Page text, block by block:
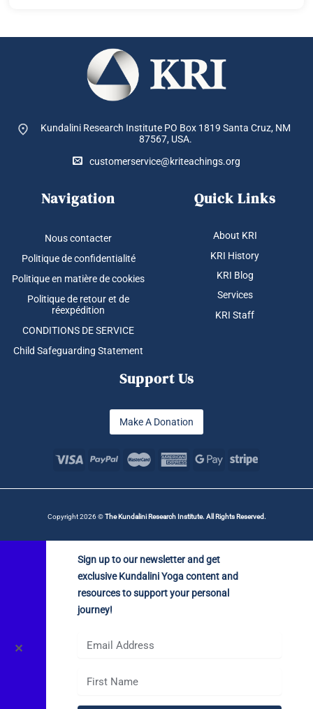
Kundalini Research Institute PO Box 1819 Santa Cruz, NM
87567, USA.
customerservice@kriteachings.org
Navigation
Nous contacter
Politique de confidentialité
Politique en matière de cookies
Politique de retour et de
réexpédition
CONDITIONS DE SERVICE
Child Safeguarding Statement
Quick Links
About KRI
KRI History
KRI Blog
Services
KRI Staff
Support Us
Make A Donation
Copyright 2026 ©The Kundalini Research Institute. All Rights Reserved.
✕
Sign up to our newsletter and get
exclusive Kundalini Yoga content and
resources to support your personal
journey!